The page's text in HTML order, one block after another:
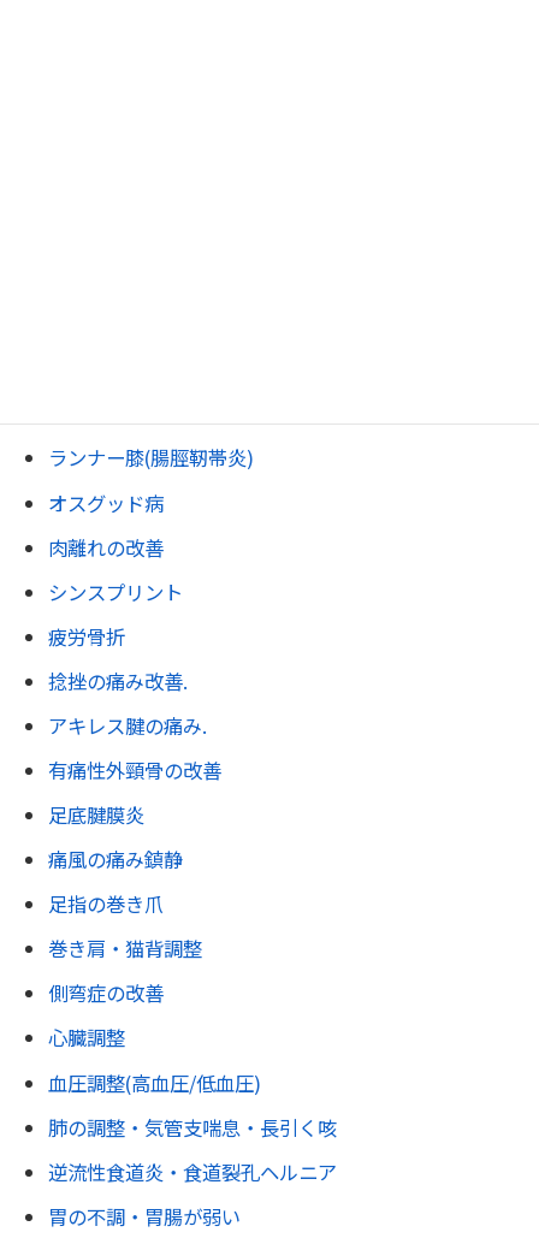
ランナー膝(腸脛靭帯炎)
オスグッド病
肉離れの改善
シンスプリント
疲労骨折
捻挫の痛み改善.
アキレス腱の痛み.
有痛性外頸骨の改善
足底腱膜炎
痛風の痛み鎮静
足指の巻き爪
巻き肩・猫背調整
側弯症の改善
心臓調整
血圧調整(高血圧/低血圧)
肺の調整・気管支喘息・長引く咳
逆流性食道炎・食道裂孔ヘルニア
胃の不調・胃腸が弱い